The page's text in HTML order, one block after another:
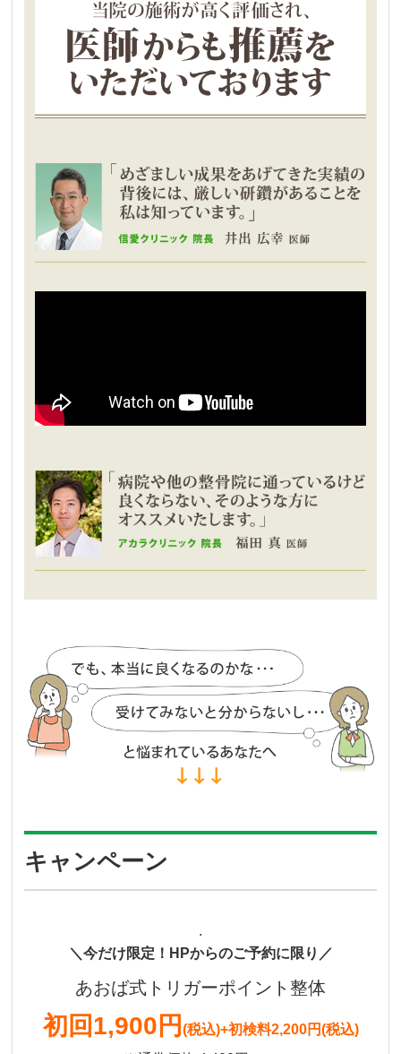
キャンペーン
.
＼今だけ限定！HPからのご予約に限り／
あおば式トリガーポイント整体
初回1,900円 (税込)+初検料2,200円(税込)